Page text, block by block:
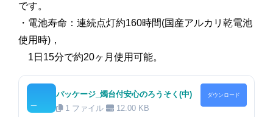
です。
・電池寿命：連続点灯約160時間(国産アルカリ乾電池
使用時)，
1日15分で約20ヶ月使用可能。
パッケージ_燭台付安心のろうそく(中)
1 ファイル
12.00 KB
ダウンロード